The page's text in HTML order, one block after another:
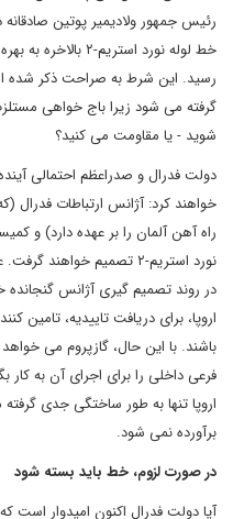
رئیس جمهور ولادیمیر پوتین
خط لوله نورد
رسید. این شرط به صراحت ذکر شده
گرفته می شود زیرا باج خواهی
شوید - یا مقاومت می کنید؟
دولت فدرال و صدراعظم احتمالی
خواهند کرد: آژانس ارتباطات فدرال
راه آهن آلمان را بر عهده دارد) و
نورد استریم-۲ تصمیم
در روند تصمیم گیری آژانس گنجانده
اروپا، برای دریافت تاییدیه، تامین
باشند. با این حال، گازپروم می
فرعی داخلی را برای اجرای آن به
اروپا تنها به طور ساختگی جدی گرفته
برآورده نمی شود.
در صورت لزوم، خط باید بسته شود
آیا دولت فدرال اکنون امیدوار است